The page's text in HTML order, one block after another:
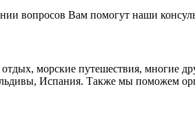
вопросов Вам помогут наши
морские путешествия, многие
Испания. Также мы поможем